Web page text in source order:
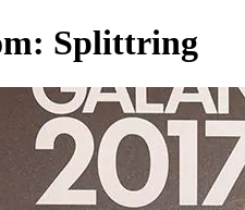
Splittring